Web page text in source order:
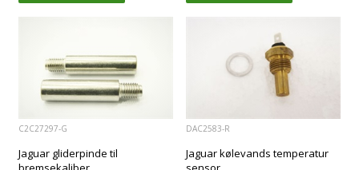
C2C27297-G
Jaguar gliderpinde til
DAC2583-R
Jaguar kølevands temperatur